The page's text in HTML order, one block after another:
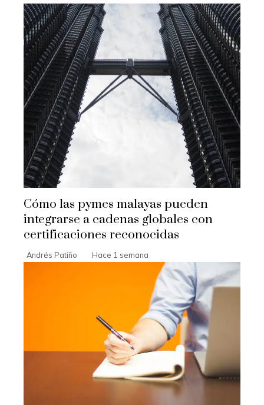
Cómo las pymes malayas pueden
integrarse a cadenas globales con
certificaciones reconocidas
Andrés Patiño Hace 1 semana